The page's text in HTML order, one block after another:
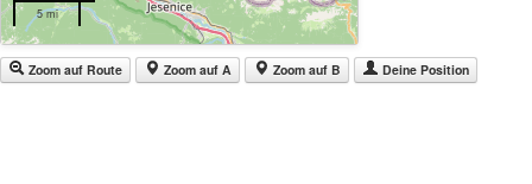
5 mi
Zoom auf Route Zoom auf A Zoom auf B Deine Position